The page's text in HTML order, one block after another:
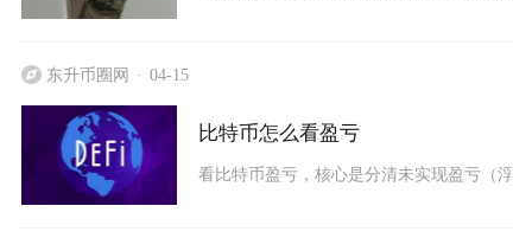
东升币圈网 04-15
比特币怎么看盈亏
看比特币盈亏，核心是分清未实现盈亏（浮